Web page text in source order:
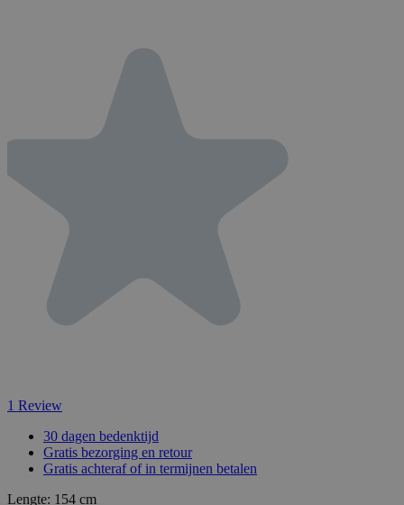
1 Review
30 dagen bedenktijd
Gratis bezorging en retour
Gratis achteraf of in termijnen betalen
Lengte: 154 cm